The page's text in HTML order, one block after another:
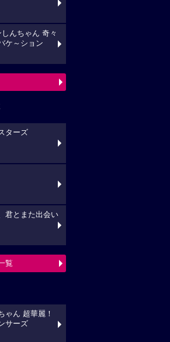
んちゃん 奇々
ケ～ション
ターズ
君とまた出会い
覧
ゃん 超華麗！
サーズ